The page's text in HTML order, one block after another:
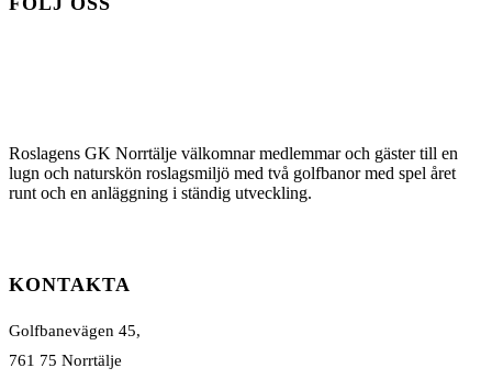
Roslagens GK Norrtälje välkomnar medlemmar och gäster till en
lugn och naturskön roslagsmiljö med två golfbanor med spel året
runt och en anläggning i ständig utveckling.
KONTAKTA
Golfbanevägen 45,
761 75 Norrtälje